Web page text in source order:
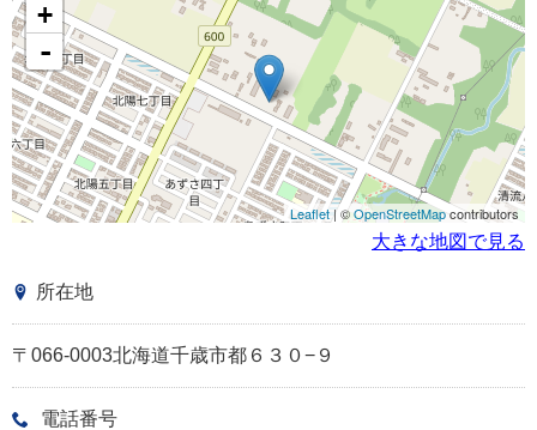
+
-
Leaflet| ©OpenStreetMapcontributors
大きな地図で見る
所在地
〒066-0003北海道千歳市都６３０−９
電話番号